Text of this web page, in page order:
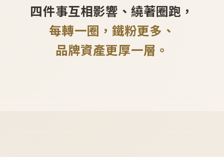
四件事互相影響、繞著圈跑，
每轉一圈，鐵粉更多、
品牌資產更厚一層。